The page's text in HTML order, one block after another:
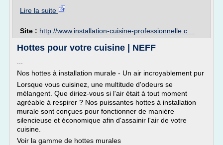
Lire la suite
Site : http://www.installation-cuisine-professionnelle.c ...
Hottes pour votre cuisine | NEFF
Nos hottes à installation murale - Un air incroyablement pur
Lorsque vous cuisinez, une multitude d'odeurs se
mélangent. Que diriez-vous si l'air était à tout moment
agréable à respirer ? Nos puissantes hottes à installation
murale sont conçues pour fonctionner de manière
silencieuse et économique afin d'assainir l'air de votre
cuisine.
Voir la gamme de hottes murales